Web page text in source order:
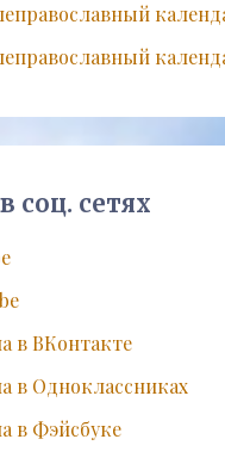
соц. сетях
в ВКонтакте
в Одноклассниках
в Фэйсбуке